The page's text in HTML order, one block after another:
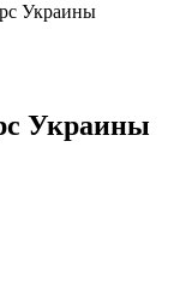
Украины
Украины